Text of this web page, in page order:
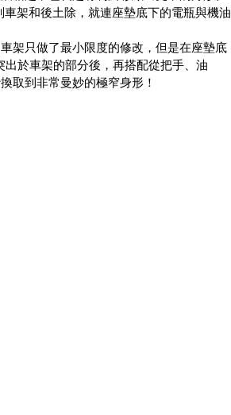
架和後土除，就連座墊底下的電瓶與機油
架只做了最小限度的修改，但是在座墊底
於車架的部分後，再搭配從把手、油
取到非常曼妙的極窄身形！